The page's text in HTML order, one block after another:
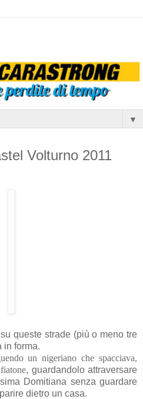
▼
Volturno 2011
queste strade (più o meno tre
in forma.
un nigeriano che spacciava,
, guardandolo attraversare
Domitiana senza guardare
dietro un casa.